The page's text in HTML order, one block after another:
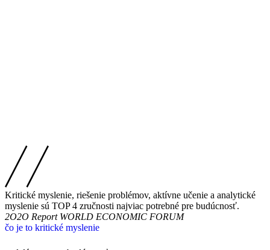
Kritické myslenie, riešenie problémov, aktívne učenie a analytické
myslenie sú TOP 4 zručnosti najviac potrebné pre budúcnosť.
2O2O Report WORLD ECONOMIC FORUM
čo je to kritické myslenie